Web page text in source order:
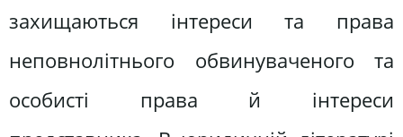
захищаються інтереси та права
неповнолітнього обвинуваченого та
особисті права й інтереси